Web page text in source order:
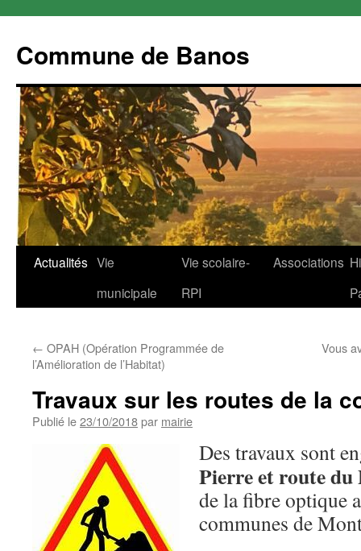
Commune de Banos
Aller
Actualités Vie
municipale
Vie scolaire-
RPI
Associations
← OPAH (Opération Programmée de
l’Amélioration de l’Habitat)
Vous
Travaux sur les routes de la
Publié le23/10/2018par mairie
Des travaux sont
Pierre et route
de la fibre optique
communes de